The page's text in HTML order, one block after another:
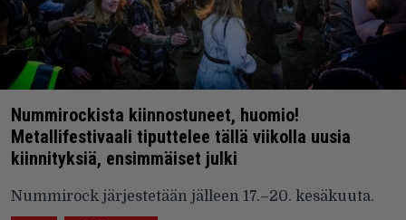
Nummirockista kiinnostuneet, huomio!
Metallifestivaali tiputtelee tällä viikolla uusia
kiinnityksiä, ensimmäiset julki
Nummirock järjestetään jälleen 17.–20. kesäkuuta.